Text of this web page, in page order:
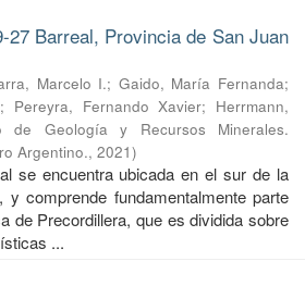
27 Barreal, Provincia de San Juan
Marcelo I.; Gaido, María Fernanda;
; Pereyra, Fernando Xavier; Herrmann,
de Geología y Recursos Minerales.
Argentino., 2021)
se encuentra ubicada en el sur de la
comprende fundamentalmente parte
de Precordillera, que es dividida sobre
...